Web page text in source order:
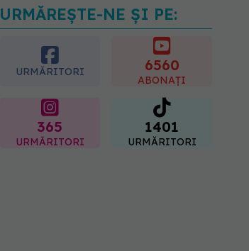
EXCLUSIV Brahiterapie
vs radioterapie externă în
cancerul ginecologic. Dr.
Sorin Bogdan (SANADOR)
explică diferența și cum
acționează tratamentul
URMĂREȘTE-NE ȘI PE:
URMĂRITORI 6560
ABONAȚI
365
URMĂRITORI
1401
URMĂRITORI